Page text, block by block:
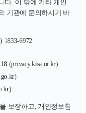
다. 이 밖에 기타 개인
기관에 문의하시기 바
6972
(privacy.kisa.or.kr)
보장하고, 개인정보침